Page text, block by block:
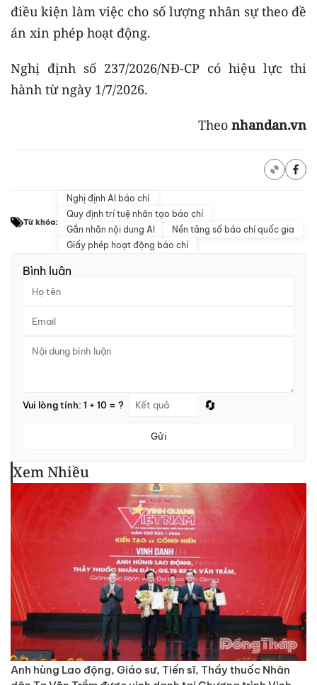
điều kiện làm việc cho số lượng nhân sự theo đề
án xin phép hoạt động.
Nghị định số 237/2026/NĐ-CP có hiệu lực thi
hành từ ngày 1/7/2026.
Theo nhandan.vn
Từ khóa:
Nghị định AI báo chí
Quy định trí tuệ nhân tạo báo chí
Gắn nhãn nội dung AI
Nền tảng số báo chí quốc gia
Giấy phép hoạt động báo chí
Bình luận
Vui lòng tính: 1 + 10 = ? 🔄
Gửi
Xem Nhiều
Anh hùng Lao động, Giáo sư, Tiến sĩ, Thầy thuốc Nhân